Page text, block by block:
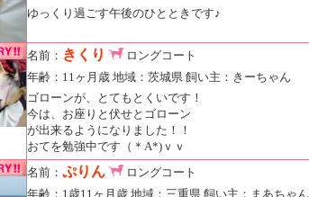
ゆっくり過ごす午後のひとときです♪
名前： きくり
ロングコート
年齢：11ヶ月歳 地域：茨城県 飼い主：きーちゃん
ゴローンが、とてもとくいです！
今は、お座りと伏せとゴローン
が出来るようになりました！！
おてを勉強中です（＊A*)ｖｖ
名前： ぷりん
ロングコート
年齢：1歳11ヶ月歳 地域：三重県 飼い主：まあちゃん